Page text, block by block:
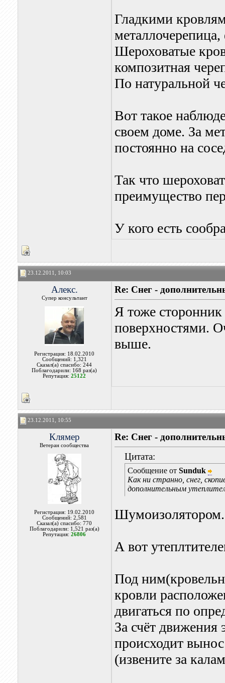
Гладкими
Шероховатые
композитная
По натуральной
Вот такое
своем доме. За
постоянно на
Так что
преимущество
У кого есть
23.12.2011, 10:03
Алекс.
Супер консультант
Регистрация: 18.02.2010
Сообщений: 1,321
Сказал(а) спасибо: 244
Поблагодарили: 168 раз(а)
Репутация:25122
Re: Снег -
Я тоже
поверхностями.
выше.
23.12.2011, 10:55
Клямер
Ветеран сообщества
Регистрация: 19.02.2010
Сообщений: 2,581
Сказал(а) спасибо: 770
Поблагодарили: 1,521 раз(а)
Репутация:26806
Re: Снег -
Цитата:
Сообщение от Sunduk
Как ни странно, снег,
дополнительным
А вот
Под
кровли
двигаться по
За счёт движения
происходит вынос
(извените за